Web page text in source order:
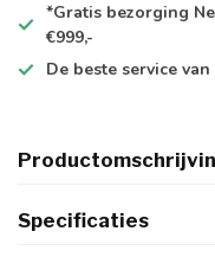
*Gratis bezorging
€999,-
De beste service
Specificaties